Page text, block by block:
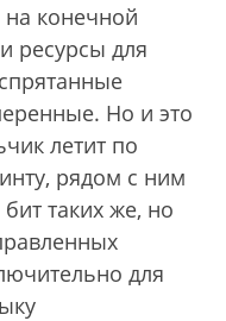
на конечной
ресурсы для
Но и это
летит по
рядом с ним
таких же, но
для